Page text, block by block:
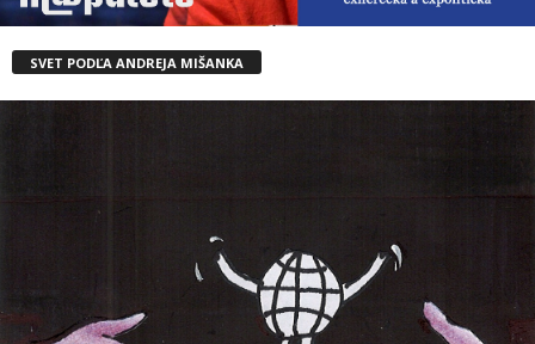
SVET PODĽA ANDREJA MIŠANKA